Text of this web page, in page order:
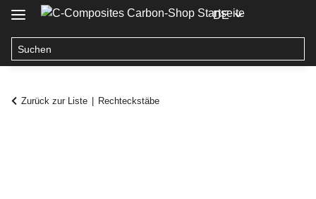
DE
Zurück zur Liste Rechteckstäbe